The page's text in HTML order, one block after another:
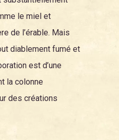
le miel et
de l’érable. Mais
diablement fumé et
est d’une
la colonne
des créations